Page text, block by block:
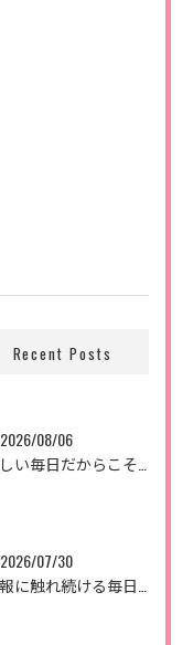
Recent Posts
2026/08/06
2026/07/30